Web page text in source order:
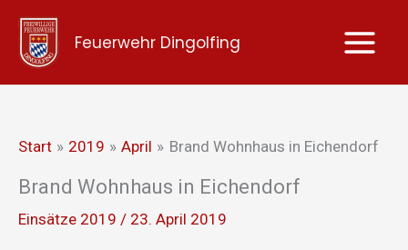
Zum
Inhalt
springen
Feuerwehr Dingolfing
Start 2019 April Brand Wohnhaus in Eichendorf
Brand Wohnhaus in Eichendorf
Einsätze 2019 / 23. April 2019